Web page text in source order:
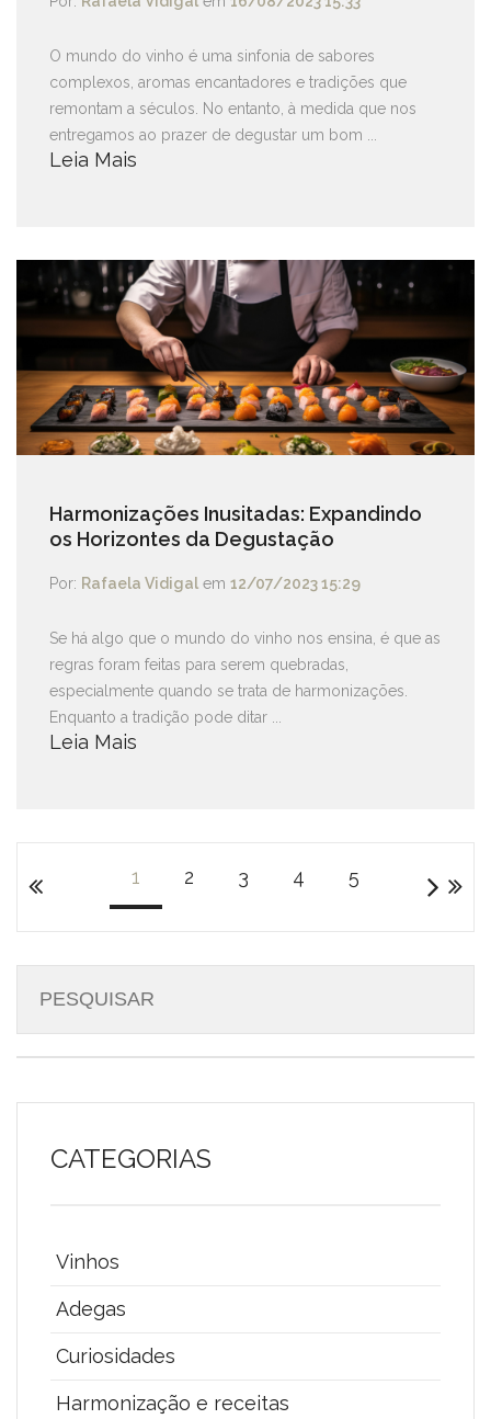
O mundo do vinho é uma sinfonia de sabores
complexos, aromas encantadores e tradições que
remontam a séculos. No entanto, à medida que nos
entregamos ao prazer de degustar um bom ...
Leia Mais
Harmonizações Inusitadas: Expandindo
os Horizontes da Degustação
Por: Rafaela Vidigal em 12/07/2023 15:29
Se há algo que o mundo do vinho nos ensina, é que as
regras foram feitas para serem quebradas,
especialmente quando se trata de harmonizações.
Enquanto a tradição pode ditar ...
Leia Mais
1 2 3 4 5
CATEGORIAS
Vinhos
Adegas
Curiosidades
Harmonização e receitas